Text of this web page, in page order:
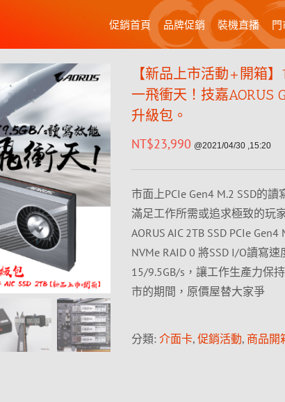
促銷首頁 品牌促銷 裝機直播 門
【新品上市活動+開箱
一飛衝天！技嘉AORUS
升級包。
NT$23,990 @2021/04/30 ,15:20
市面上PCIe Gen4 M.2 SSD的
滿足工作所需或追求極致的玩
AORUS AIC 2TB SSD PCIe
NVMe RAID 0 將SSD I/O讀寫
15/9.5GB/s，讓工作生產力保
市的期間，原價屋替大家爭
分類: 介面卡, 促銷活動, 商品開